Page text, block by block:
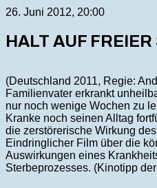
26. Juni 2012, 20:00
HALT AUF
(Deutschland 2011, Regie:
Familienvater erkrankt
nur noch wenige Wochen zu
Kranke noch seinen Alltag
die zerstörerische Wirkung
Eindringlicher Film über die
Auswirkungen eines
Sterbeprozesses. (Kinotipp